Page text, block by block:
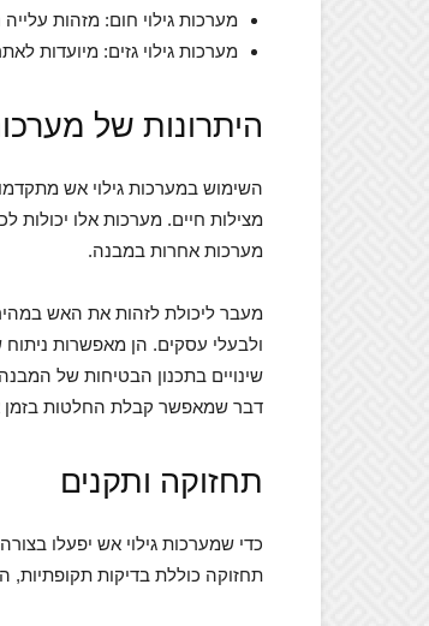
מערכות גילוי חום: מזהות
מערכות גילוי גזים: מיועדות
היתרונות של
השימוש במערכות גילוי אש
מצילות חיים. מערכות אלו יכולות
מערכות אחרות במבנה.
מעבר ליכולת לזהות את האש
ולבעלי עסקים. הן מאפשרות ניתוח
שינויים בתכנון הבטיחות של
דבר שמאפשר קבלת החלטות
תחזוקה ותקנים
כדי שמערכות גילוי אש יפעלו
תחזוקה כוללת בדיקות תקופתיות,